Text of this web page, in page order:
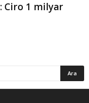
Ciro 1 milyar